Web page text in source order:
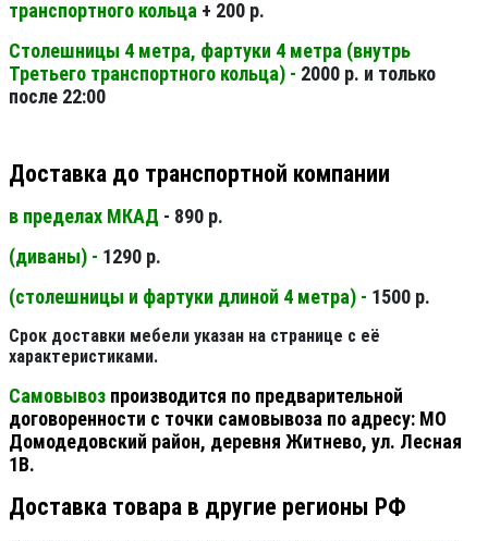
транспортного кольца + 200 р.
Столешницы 4 метра, фартуки 4 метра (внутрь
Третьего транспортного кольца) - 2000 р. и только
после 22:00
Доставка до транспортной компании
в пределах МКАД - 890 р.
(диваны) - 1290 р.
(столешницы и фартуки длиной 4 метра) - 1500 р.
Срок доставки мебели указан на странице с её
характеристиками.
Самовывоз производится по предварительной
договоренности с точки самовывоза по адресу: МО
Домодедовский район, деревня Житнево, ул. Лесная
1В.
Доставка товара в другие регионы РФ